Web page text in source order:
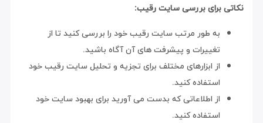
نکاتی برای بررسی سایت رقیب:
به طور مرتب سایت رقیب خود را بررسی کنید تا از
تغییرات و پیشرفت های آن آگاه باشید.
از ابزارهای مختلف برای تجزیه و تحلیل سایت رقیب خود
استفاده کنید.
از اطلاعاتی که بدست می آورید برای بهبود سایت خود
استفاده کنید.